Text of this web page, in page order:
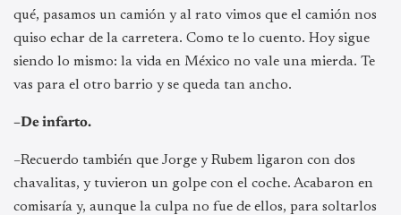
qué, pasamos un camión y al rato vimos que el camión nos
quiso echar de la carretera. Como te lo cuento. Hoy sigue
siendo lo mismo: la vida en México no vale una mierda. Te
vas para el otro barrio y se queda tan ancho.
–De infarto.
–Recuerdo también que Jorge y Rubem ligaron con dos
chavalitas, y tuvieron un golpe con el coche. Acabaron en
comisaría y, aunque la culpa no fue de ellos, para soltarlos